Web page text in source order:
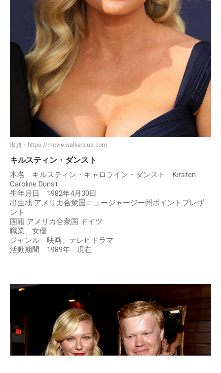
出典： https://movie.walkerplus.com
キルスティン・ダンスト
本名 キルスティン・キャロライン・ダンスト Kirsten
Caroline Dunst
生年月日 1982年4月30日
出生地 アメリカ合衆国ニュージャージー州ポイントプレザ
ント
国籍 アメリカ合衆国 ドイツ
職業 女優
ジャンル 映画、テレビドラマ
活動期間 1989年 - 現在